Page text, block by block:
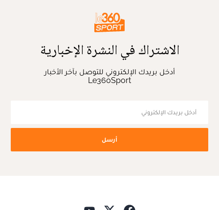
الاشتراك في النشرة الإخبارية
أدخل بريدك الإلكتروني للتوصل بآخر الأخبار
Le360Sport
أرسل